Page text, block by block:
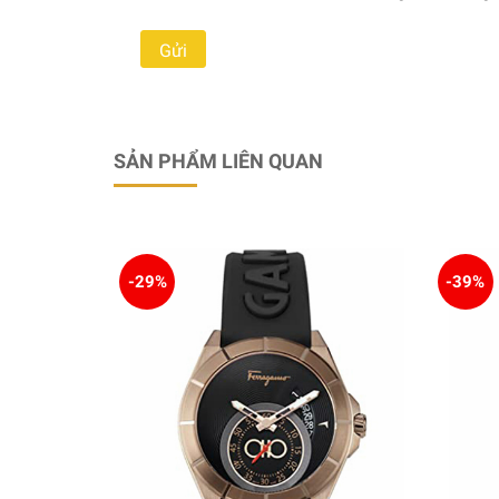
SẢN PHẨM LIÊN QUAN
-29% -39%